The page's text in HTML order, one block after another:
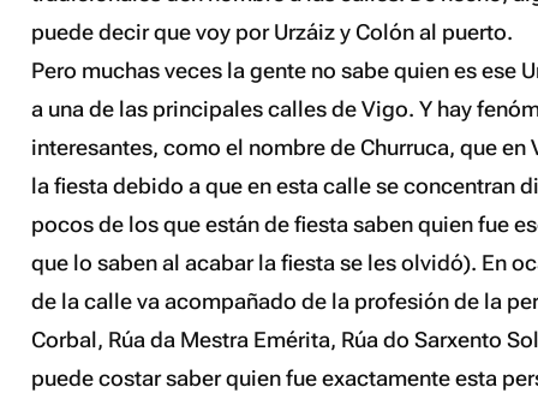
puede decir quevoy por Urzáiz y Colón al puerto.
Pero muchas veces la gente no sabe quien es ese
a una de las principales calles de Vigo. Y hay
interesantes, como el nombre de Churruca, que en
la fiesta debido a que en esta calle se concentran
pocos de los que están de fiesta saben quien fue
que lo saben al acabar la fiesta se les olvidó). En
de la calle va acompañado de la profesión de la
Corbal, Rúa da Mestra Emérita, Rúa do Sarxento
puede costar saber quien fue exactamente esta